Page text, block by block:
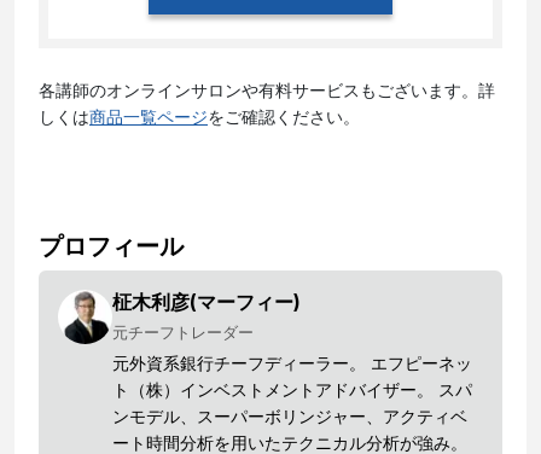
各講師のオンラインサロンや有料サービスもございます。詳
しくは商品一覧ページをご確認ください。
プロフィール
柾木利彦(マーフィー)
元チーフトレーダー
元外資系銀行チーフディーラー。 エフピーネッ
ト（株）インベストメントアドバイザー。 スパ
ンモデル、スーパーボリンジャー、アクティベ
ート時間分析を用いたテクニカル分析が強み。